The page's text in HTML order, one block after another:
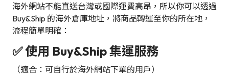
海外網站不能直送台灣或國際運費高昂，所以你可以透過
Buy&Ship 的海外倉庫地址，將商品轉運至你的所在地，
流程簡單明確：
✅ 使用 Buy&Ship 集運服務
（適合：可自行於海外網站下單的用戶）